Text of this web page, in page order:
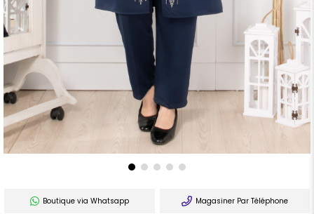
Boutique via Whatsapp Magasiner Par Téléphone